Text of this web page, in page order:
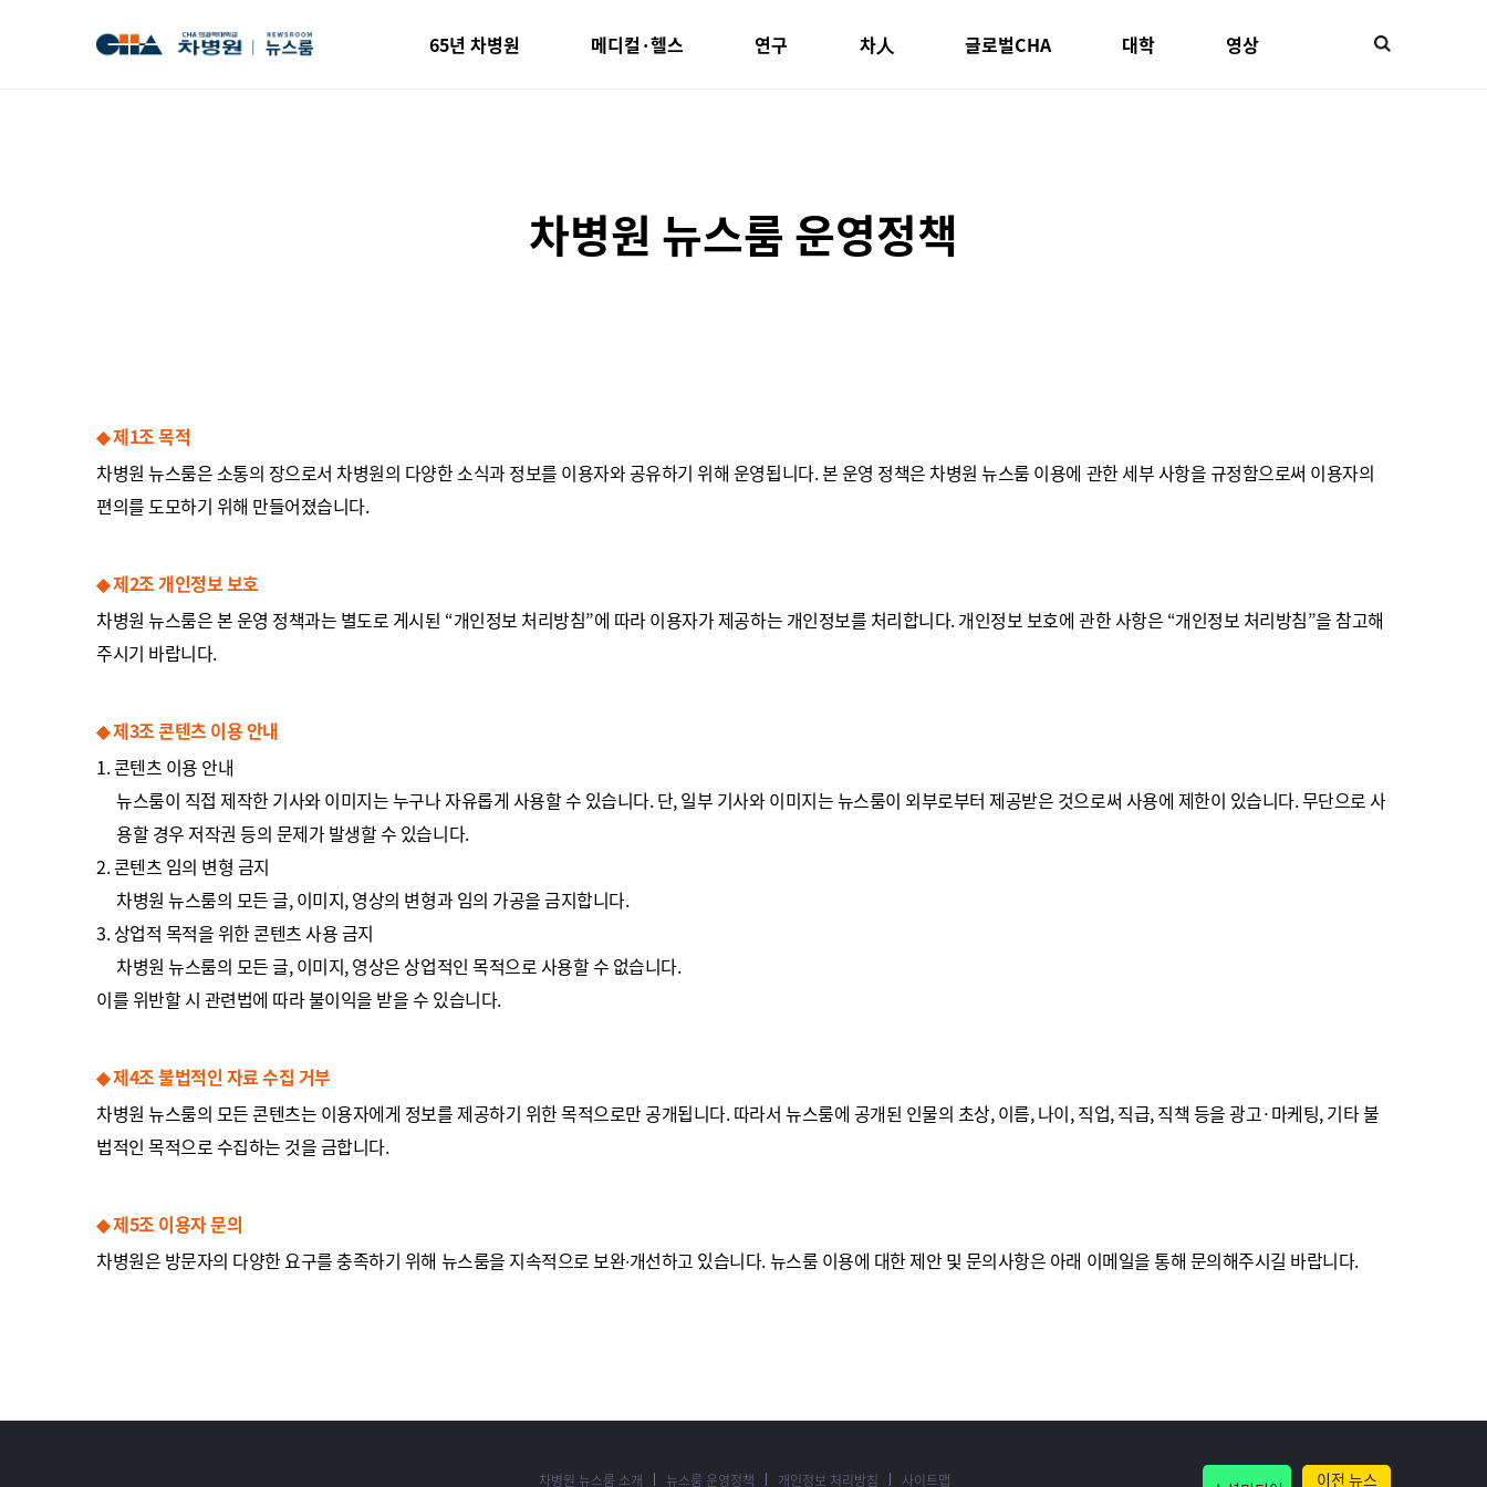
65년 차병원 메디컬·헬스 연구 차人 글로벌CHA 대학 영상
차병원 뉴스룸 운영정책
◆ 제1조 목적
차병원 뉴스룸은 소통의 장으로서 차병원의 다양한 소식과 정보를 이용자와 공유하기 위해 운영됩니다. 본 운영 정책은 차병원 뉴스룸 이용에 관한 세부 사항을 규정함으로써 이용자의
편의를 도모하기 위해 만들어졌습니다.
◆ 제2조 개인정보 보호
차병원 뉴스룸은 본 운영 정책과는 별도로 게시된 “개인정보 처리방침”에 따라 이용자가 제공하는 개인정보를 처리합니다. 개인정보 보호에 관한 사항은 “개인정보 처리방침”을 참고해
주시기 바랍니다.
◆ 제3조 콘텐츠 이용 안내
1. 콘텐츠 이용 안내
뉴스룸이 직접 제작한 기사와 이미지는 누구나 자유롭게 사용할 수 있습니다. 단, 일부 기사와 이미지는 뉴스룸이 외부로부터 제공받은 것으로써 사용에 제한이 있습니다. 무단으로 사
용할 경우 저작권 등의 문제가 발생할 수 있습니다.
2. 콘텐츠 임의 변형 금지
차병원 뉴스룸의 모든 글, 이미지, 영상의 변형과 임의 가공을 금지합니다.
3. 상업적 목적을 위한 콘텐츠 사용 금지
차병원 뉴스룸의 모든 글, 이미지, 영상은 상업적인 목적으로 사용할 수 없습니다.
이를 위반할 시 관련법에 따라 불이익을 받을 수 있습니다.
◆ 제4조 불법적인 자료 수집 거부
차병원 뉴스룸의 모든 콘텐츠는 이용자에게 정보를 제공하기 위한 목적으로만 공개됩니다. 따라서 뉴스룸에 공개된 인물의 초상, 이름, 나이, 직업, 직급, 직책 등을 광고·마케팅, 기타 불
법적인 목적으로 수집하는 것을 금합니다.
◆ 제5조 이용자 문의
차병원은 방문자의 다양한 요구를 충족하기 위해 뉴스룸을 지속적으로 보완∙개선하고 있습니다. 뉴스룸 이용에 대한 제안 및 문의사항은 아래 이메일을 통해 문의해주시길 바랍니다.
차병원 뉴스룸 소개 뉴스룸 운영정책 개인정보 처리방침 사이트맵 이전 뉴스